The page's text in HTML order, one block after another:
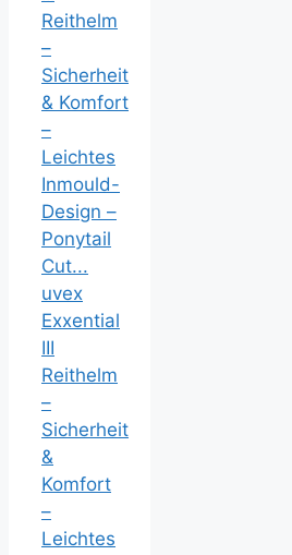
uvex
Exxential
III
Reithelm
–
Sicherheit
&
Komfort
–
Leichtes